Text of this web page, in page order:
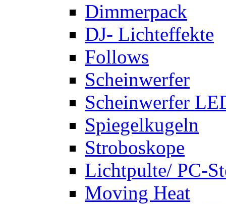
Dimmerpack
DJ- Lichteffekte
Follows
Scheinwerfer
Scheinwerfer
Spiegelkugeln
Stroboskope
Lichtpulte/ PC-
Moving Heat